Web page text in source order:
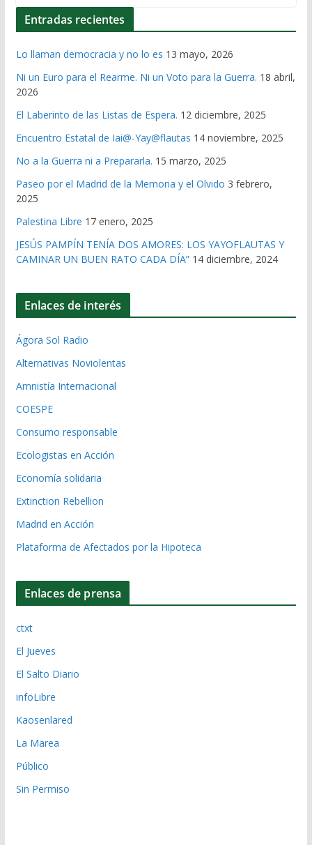
Entradas recientes
Lo llaman democracia y no lo es 13 mayo, 2026
Ni un Euro para el Rearme. Ni un Voto para la Guerra. 18 abril,
2026
El Laberinto de las Listas de Espera. 12 diciembre, 2025
Encuentro Estatal de Iai@-Yay@flautas 14 noviembre, 2025
No a la Guerra ni a Prepararla. 15 marzo, 2025
Paseo por el Madrid de la Memoria y el Olvido 3 febrero,
2025
Palestina Libre 17 enero, 2025
JESÚS PAMPÍN TENÍA DOS AMORES: LOS YAYOFLAUTAS Y
CAMINAR UN BUEN RATO CADA DÍA” 14 diciembre, 2024
Enlaces de interés
Ágora Sol Radio
Alternativas Noviolentas
Amnistía Internacional
COESPE
Consumo responsable
Ecologistas en Acción
Economía solidaria
Extinction Rebellion
Madrid en Acción
Plataforma de Afectados por la Hipoteca
Enlaces de prensa
ctxt
El Jueves
El Salto Diario
infoLibre
Kaosenlared
La Marea
Público
Sin Permiso